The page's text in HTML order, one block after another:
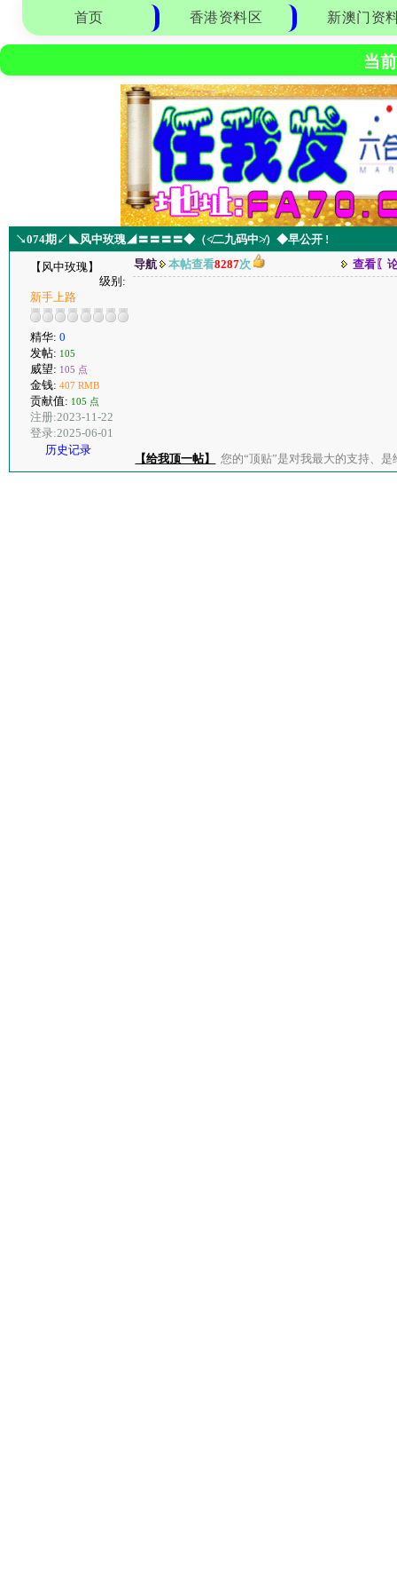
首页 香港资料区 新澳门资
当
↘074期↙◣风中玫瑰◢〓〓〓〓◆（≮二九码中≯）◆早公开 !
【风中玫瑰】
级别:
新手上路
精华: 0
发帖: 105
威望: 105 点
金钱: 407 RMB
贡献值: 105 点
注册:2023-11-22
登录:2025-06-01
历史记录
导航 本帖查看8287次 查看〖
【给我顶一帖】 您的“顶贴”是对我最大的支持、